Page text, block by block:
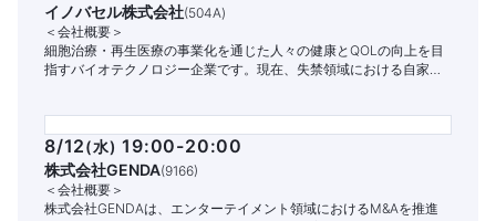
イノバセル株式会社(504A)
＜会社概要＞
細胞治療・再生医療の事業化を通じた人々の健康とQOLの向上を目
指すバイオテクノロジー企業です。現在、失禁領域における自家細
8/12(水) 19:00-20:00
株式会社GENDA(9166)
＜会社概要＞
株式会社GENDAは、エンターテイメント領域におけるM&Aを推進